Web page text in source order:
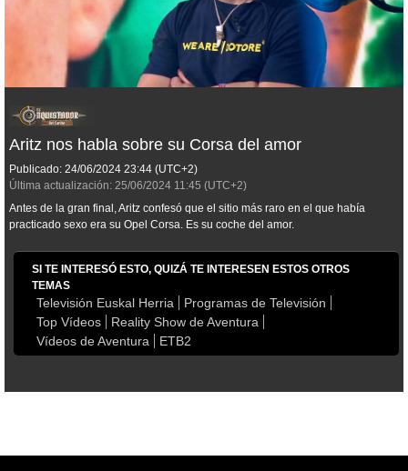
Aritz nos habla sobre su Corsa del amor
Publicado: 24/06/2024 23:44 (UTC+2)
Última actualización: 25/06/2024 11:45 (UTC+2)
Antes de la gran final, Aritz confesó que el sitio más raro en el que había
practicado sexo era su Opel Corsa. Es su coche del amor.
SI TE INTERESÓ ESTO, QUIZÁ TE INTERESEN ESTOS OTROS
TEMAS
Televisión Euskal Herria
Programas de Televisión
Top Vídeos
Reality Show de Aventura
Vídeos de Aventura
ETB2